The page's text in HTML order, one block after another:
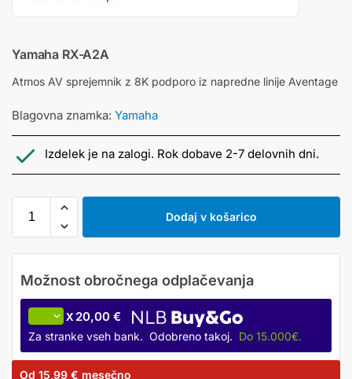
Yamaha RX-A2A
Atmos AV sprejemnik z 8K podporo iz napredne linije Aventage
Blagovna znamka: Yamaha
Izdelek je na zalogi. Rok dobave 2-7 delovnih dni.
Dodaj v košarico
X 20,00 €
Za stranke vseh bank. Odobreno takoj. Do 15.000€.
Od 15,99 € mesečno